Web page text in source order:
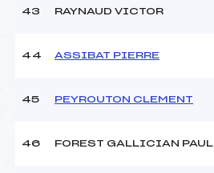
43 RAYNAUD VICTOR
44 ASSIBAT PIERRE
45 PEYROUTON CLEMENT
46 FOREST GALLICIAN PAUL